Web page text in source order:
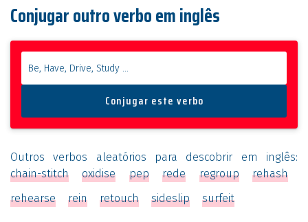
Conjugar outro verbo em inglês
Outros verbos aleatórios para descobrir em inglês:
chain-stitch
oxidise pep rede regroup
rehash
rehearse
rein retouch sideslip surfeit